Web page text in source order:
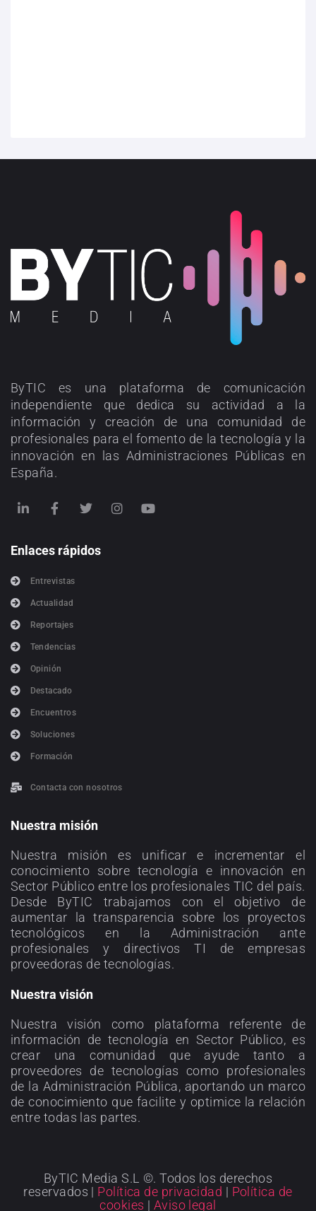
ByTIC es una plataforma de comunicación
independiente que dedica su actividad a la
información y creación de una comunidad de
profesionales para el fomento de la tecnología y la
innovación en las Administraciones Públicas en
España.
Enlaces rápidos
Entrevistas
Actualidad
Reportajes
Tendencias
Opinión
Destacado
Encuentros
Soluciones
Formación
Contacta con nosotros
Nuestra misión
Nuestra misión es unificar e incrementar el
conocimiento sobre tecnología e innovación en
Sector Público entre los profesionales TIC del país.
Desde ByTIC trabajamos con el objetivo de
aumentar la transparencia sobre los proyectos
tecnológicos en la Administración ante
profesionales y directivos TI de empresas
proveedoras de tecnologías.
Nuestra visión
Nuestra visión como plataforma referente de
información de tecnología en Sector Público, es
crear una comunidad que ayude tanto a
proveedores de tecnologías como profesionales
de la Administración Pública, aportando un marco
de conocimiento que facilite y optimice la relación
entre todas las partes.
ByTIC Media S.L ©. Todos los derechos
reservados | Política de privacidad | Política de
cookies | Aviso legal